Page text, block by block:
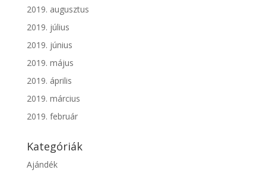
2019. augusztus
2019. július
2019. június
2019. május
2019. április
2019. március
2019. február
Kategóriák
Ajándék